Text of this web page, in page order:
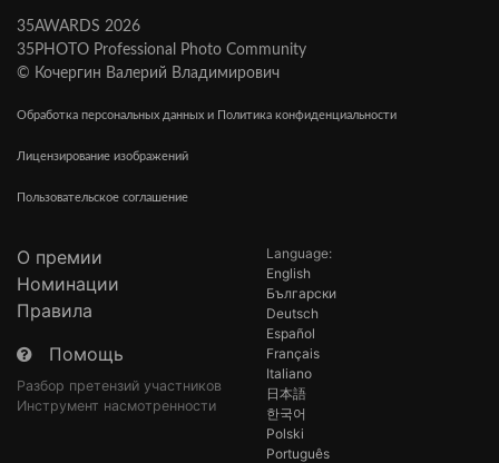
35AWARDS 2026
35PHOTO Professional Photo Community
© Кочергин Валерий Владимирович
Обработка персональных данных и Политика конфиденциальности
Лицензирование изображений
Пользовательское соглашение
О премии
Номинации
Правила
Помощь
Разбор претензий участников
Инструмент насмотренности
Language:
English
Български
Deutsch
Español
Français
Italiano
日本語
한국어
Polski
Português